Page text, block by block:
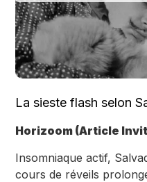
La sieste flash selon
Horizoom (Article
Insomniaque actif,
cours de réveils